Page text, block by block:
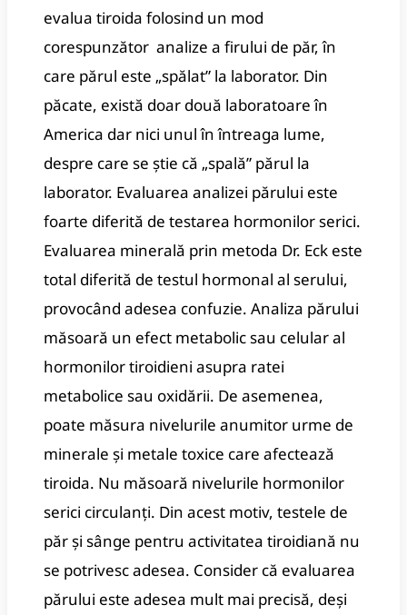
evalua tiroida folosind un mod
corespunzător analize a firului de păr, în
care părul este „spălat” la laborator. Din
păcate, există doar două laboratoare în
America dar nici unul în întreaga lume,
despre care se știe că „spală” părul la
laborator. Evaluarea analizei părului este
foarte diferită de testarea hormonilor serici.
Evaluarea minerală prin metoda Dr. Eck este
total diferită de testul hormonal al serului,
provocând adesea confuzie. Analiza părului
măsoară un efect metabolic sau celular al
hormonilor tiroidieni asupra ratei
metabolice sau oxidării. De asemenea,
poate măsura nivelurile anumitor urme de
minerale și metale toxice care afectează
tiroida. Nu măsoară nivelurile hormonilor
serici circulanți. Din acest motiv, testele de
păr și sânge pentru activitatea tiroidiană nu
se potrivesc adesea. Consider că evaluarea
părului este adesea mult mai precisă, deși